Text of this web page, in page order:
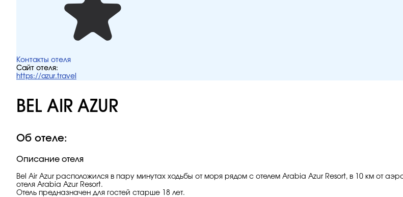
Контакты отеля
Сайт отеля:
https://azur.travel
BEL AIR AZUR
Об отеле:
Описание отеля
Bel Air Azur расположился в пару минутах ходьбы от моря рядом с отелем Arabia Azur Resort, в 10 км от
отеля Arabia Azur Resort.
Отель предназначен для гостей старше 18 лет.